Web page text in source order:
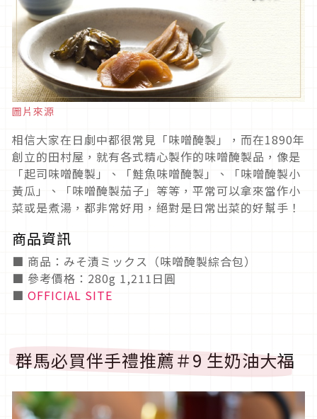
圖片來源
相信大家在日劇中都很常見「味噌醃製」，而在1890年
創立的田村屋，就有各式精心製作的味噌醃製品，像是
「起司味噌醃製」、「鮭魚味噌醃製」、「味噌醃製小
黃瓜」、「味噌醃製茄子」等等，平常可以拿來當作小
菜或是煮湯，都非常好用，絕對是日常出菜的好幫手！
商品資訊
■ 商品：みそ漬ミックス（味噌醃製綜合包）
■ 參考價格：280g 1,211日圓
■ OFFICIAL SITE
群馬必買伴手禮推薦＃9 生奶油大福